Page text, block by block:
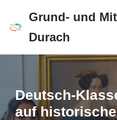
Zum
springen
Grund- und
Durach
Deutsch-
auf